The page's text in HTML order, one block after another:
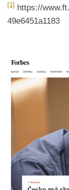
[1] https://
49e6451a1183